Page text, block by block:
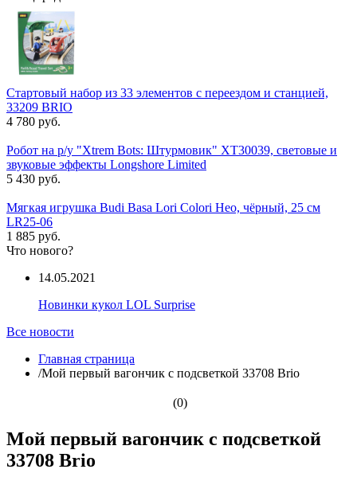
Стартовый набор из 33 элементов с переездом и станцией,
33209 BRIO
4 780 руб.
Робот на р/у "Xtrem Bots: Штурмовик" XT30039, световые и
звуковые эффекты Longshore Limited
5 430 руб.
Мягкая игрушка Budi Basa Lori Colori Нео, чёрный, 25 см
LR25-06
1 885 руб.
Что нового?
14.05.2021
Новинки кукол LOL Surprise
Все новости
Главная страница
/Мой первый вагончик с подсветкой 33708 Brio
(0)
Мой первый вагончик с подсветкой
33708 Brio